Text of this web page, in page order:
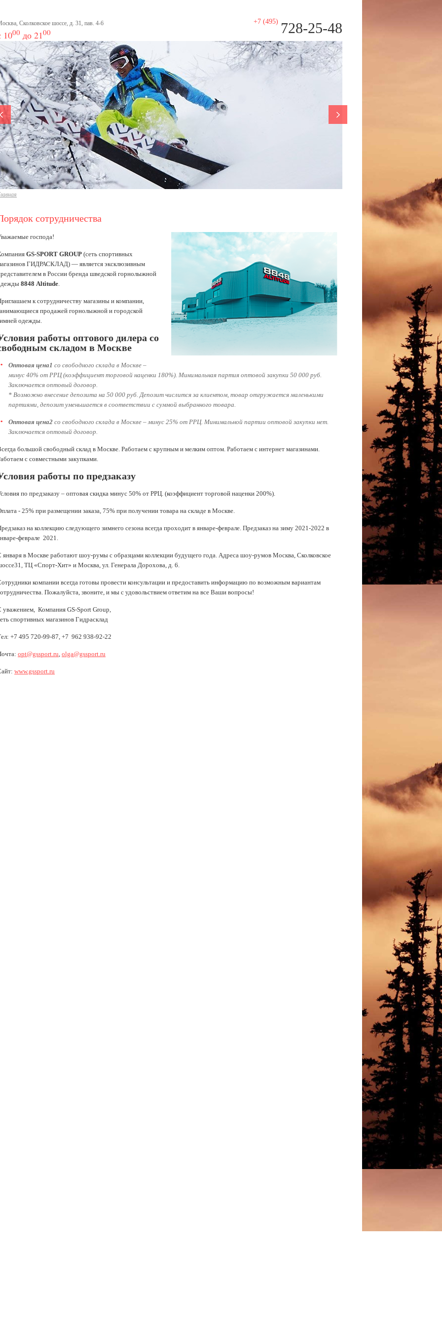
Сколковское шоссе, д. 31, пав. 4-6
1000 до 2100
+7 (495) 728-25-48
сотрудничества
господа!
GS-SPORT GROUP (сеть спортивных
ГИДРАСКЛАД) — является эксклюзивным
в России бренда шведской горнолыжной
8848 Altitude.
к сотрудничеству магазины и компании,
продажей горнолыжной и городской
одежды.
работы оптового дилера со
складом в Москве
Оптовая цена1 со свободного склада в Москве –
минус 40% от РРЦ (коэффициент торговой наценки 180%). Минимальная партия оптовой закупки 50 000 руб.
Заключается оптовый договор.
* Возможно внесение депозита на 50 000 руб. Депозит числится за клиентом, товар отгружается маленькими
партиями, депозит уменьшается в соответствии с суммой выбранного товара.
Оптовая цена2 со свободного склада в Москве – минус 25% от РРЦ. Минимальной партии оптовой закупки нет.
Заключается оптовый договор.
большой свободный склад в Москве. Работаем с крупным и мелким оптом. Работаем с интернет магазинами.
с совместными закупками.
работы по предзаказу
по предзаказу – оптовая скидка минус 50% от РРЦ. (коэффициент торговой наценки 200%).
- 25% при размещении заказа, 75% при получении товара на складе в Москве.
на коллекцию следующего зимнего сезона всегда проходит в январе-феврале. Предзаказ на зиму 2021-2022 в
феврале 2021.
января в Москве работают шоу-румы с образцами коллекции будущего года. Адреса шоу-румов Москва, Сколковское
ТЦ «Спорт-Хит» и Москва, ул. Генерала Дорохова, д. 6.
компании всегда готовы провести консультации и предоставить информацию по возможным вариантам
Пожалуйста, звоните, и мы с удовольствием ответим на все Ваши вопросы!
уважением, Компания GS-Sport Group,
спортивных магазинов Гидрасклад
+7 495 720-99-87, +7 962 938-92-22
opt@gssport.ru, olga@gssport.ru
www.gssport.ru